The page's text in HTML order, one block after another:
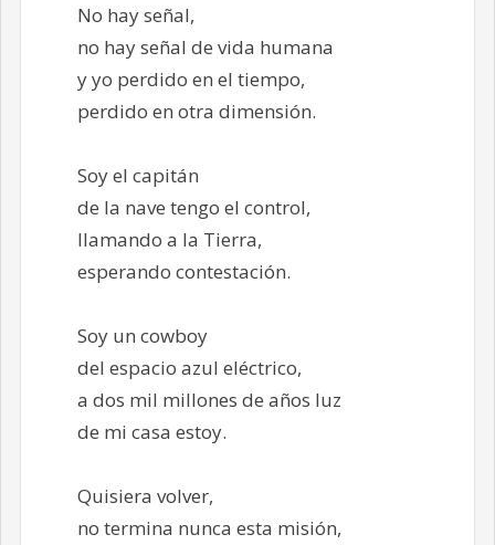
No hay señal,
no hay señal de vida humana
y yo perdido en el tiempo,
perdido en otra dimensión.
Soy el capitán
de la nave tengo el control,
llamando a la Tierra,
esperando contestación.
Soy un cowboy
del espacio azul eléctrico,
a dos mil millones de años luz
de mi casa estoy.
Quisiera volver,
no termina nunca esta misión,